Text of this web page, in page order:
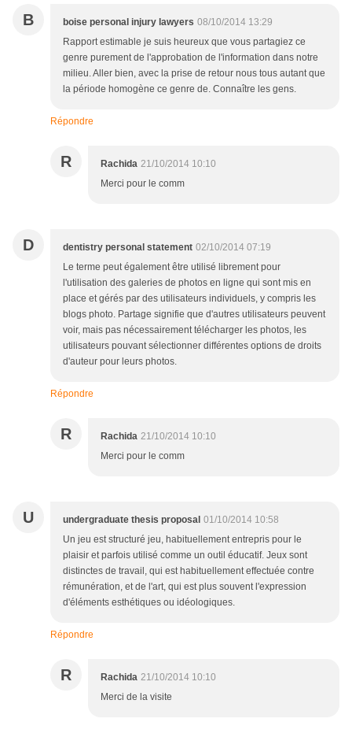
B boise personal injury lawyers 08/10/2014 13:29
Rapport estimable je suis heureux que vous partagiez ce
genre purement de l'approbation de l'information dans notre
milieu. Aller bien, avec la prise de retour nous tous autant que
la période homogène ce genre de. Connaître les gens.
Répondre
R Rachida 21/10/2014 10:10
Merci pour le comm
D dentistry personal statement 02/10/2014 07:19
Le terme peut également être utilisé librement pour
l'utilisation des galeries de photos en ligne qui sont mis en
place et gérés par des utilisateurs individuels, y compris les
blogs photo. Partage signifie que d'autres utilisateurs peuvent
voir, mais pas nécessairement télécharger les photos, les
utilisateurs pouvant sélectionner différentes options de droits
d'auteur pour leurs photos.
Répondre
R Rachida 21/10/2014 10:10
Merci pour le comm
U undergraduate thesis proposal 01/10/2014 10:58
Un jeu est structuré jeu, habituellement entrepris pour le
plaisir et parfois utilisé comme un outil éducatif. Jeux sont
distinctes de travail, qui est habituellement effectuée contre
rémunération, et de l'art, qui est plus souvent l'expression
d'éléments esthétiques ou idéologiques.
Répondre
R Rachida 21/10/2014 10:10
Merci de la visite